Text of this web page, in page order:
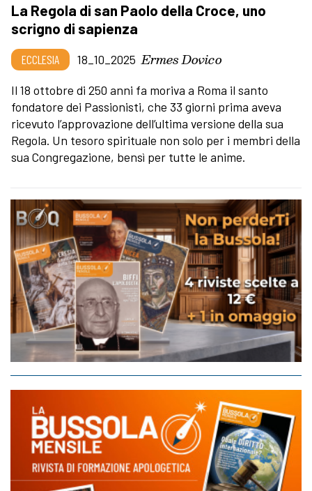
La Regola di san Paolo della Croce, uno
scrigno di sapienza
ECCLESIA 18_10_2025 Ermes Dovico
Il 18 ottobre di 250 anni fa moriva a Roma il santo
fondatore dei Passionisti, che 33 giorni prima aveva
ricevuto l’approvazione dell’ultima versione della sua
Regola. Un tesoro spirituale non solo per i membri della
sua Congregazione, bensì per tutte le anime.